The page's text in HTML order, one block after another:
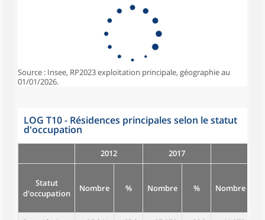
Source : Insee, RP2023 exploitation principale, géographie au
01/01/2026.
LOG T10 - Résidences principales selon le statut
d'occupation
2012 2017
Statut
d'occupation
Nombre % Nombre % Nombre